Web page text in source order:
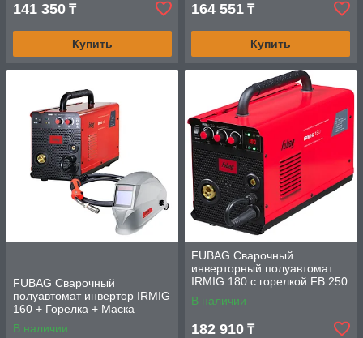
141 350 ₸
Купить
164 551 ₸
Купить
FUBAG Сварочный
полуавтомат инвертор IRMIG
160 + Горелка + Маска
сварщика
В наличии
FUBAG Сварочный
инверторный полуавтомат
IRMIG 180 с горелкой FB 250
3 м в комплекте
В наличии
182 910 ₸